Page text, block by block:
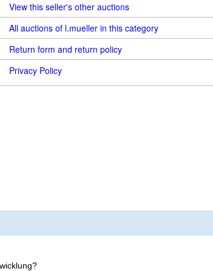
View this seller's other auctions
All auctions of l.mueller in this category
Return form and return policy
Privacy Policy